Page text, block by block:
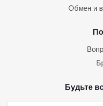
Обмен и
Будьте